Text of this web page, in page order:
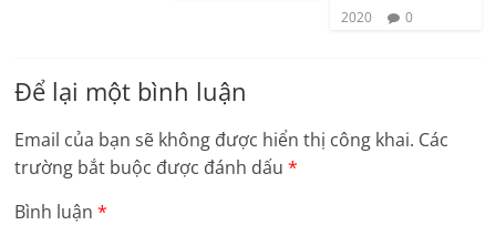
2020
0
Để lại một bình luận
Email của bạn sẽ không được hiển thị công khai. Các
trường bắt buộc được đánh dấu*
Bình luận*